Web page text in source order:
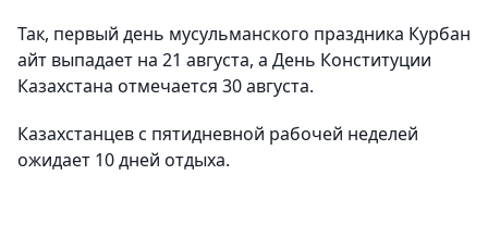
Так, первый день мусульманского праздника Курбан
айт выпадает на 21 августа, а День Конституции
Казахстана отмечается 30 августа.
Казахстанцев с пятидневной рабочей неделей
ожидает 10 дней отдыха.